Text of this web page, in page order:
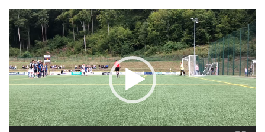
Video-
Player